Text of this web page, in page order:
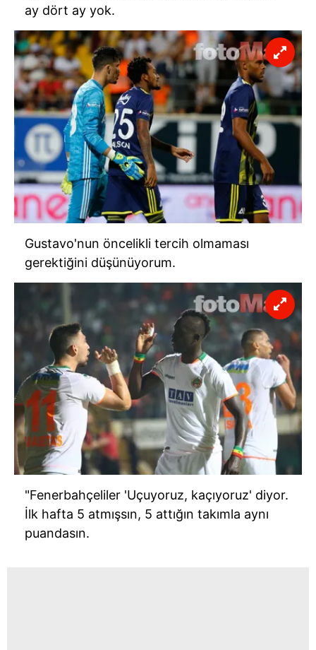
ay dört ay yok.
Gustavo'nun öncelikli tercih olmaması
gerektiğini düşünüyorum.
"Fenerbahçeliler 'Uçuyoruz, kaçıyoruz' diyor.
İlk hafta 5 atmışsın, 5 attığın takımla aynı
puandasın.